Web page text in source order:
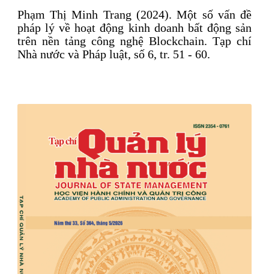
Phạm Thị Minh Trang (2024). Một số vấn đề
pháp lý về hoạt động kinh doanh bất động sản
trên nền tảng công nghệ Blockchain. Tạp chí
Nhà nước và Pháp luật, số 6, tr. 51 - 60.